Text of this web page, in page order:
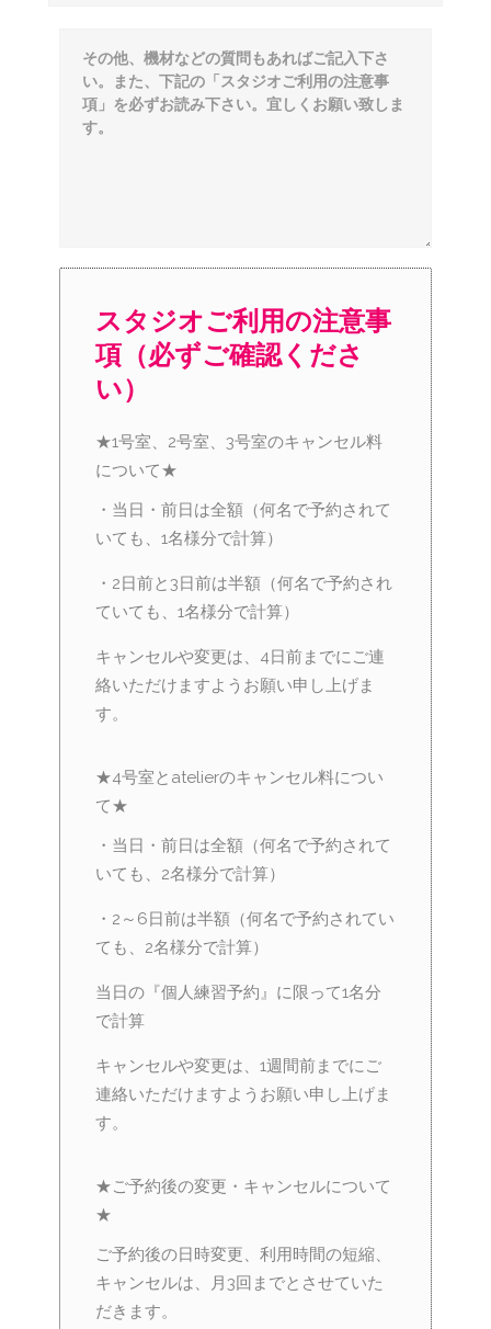
スタジオご利用の注意事
項（必ずご確認くださ
い）
★1号室、2号室、3号室のキャンセル料
について★
・当日・前日は全額（何名で予約されて
いても、1名様分で計算）
・2日前と3日前は半額（何名で予約され
ていても、1名様分で計算）
キャンセルや変更は、4日前までにご連
絡いただけますようお願い申し上げま
す。
★4号室とatelierのキャンセル料につい
て★
・当日・前日は全額（何名で予約されて
いても、2名様分で計算）
・2～6日前は半額（何名で予約されてい
ても、2名様分で計算）
当日の『個人練習予約』に限って1名分
で計算
キャンセルや変更は、1週間前までにご
連絡いただけますようお願い申し上げま
す。
★ご予約後の変更・キャンセルについて
★
ご予約後の日時変更、利用時間の短縮、
キャンセルは、月3回までとさせていた
だきます。